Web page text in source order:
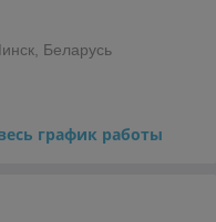
Беларусь
график работы